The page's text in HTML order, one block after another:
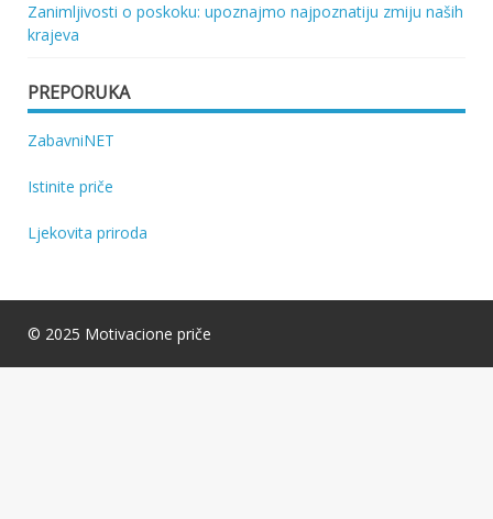
Zanimljivosti o poskoku: upoznajmo najpoznatiju zmiju naših
krajeva
PREPORUKA
ZabavniNET
Istinite priče
Ljekovita priroda
© 2025 Motivacione priče